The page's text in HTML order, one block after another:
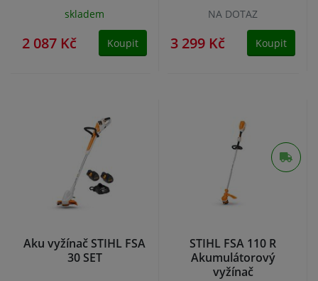
skladem
2 087 Kč Koupit
NA DOTAZ
3 299 Kč Koupit
Aku vyžínač STIHL FSA
30 SET
STIHL FSA 110 R
Akumulátorový
vyžínač